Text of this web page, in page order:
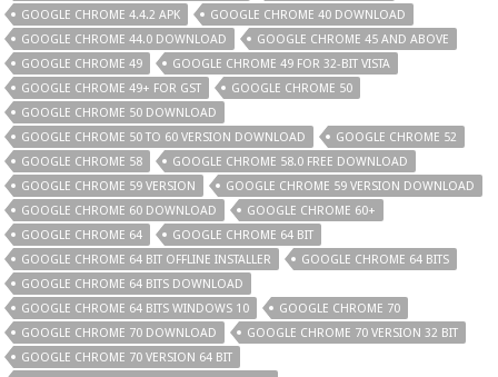
GOOGLE CHROME 4.4.2 APK
GOOGLE CHROME 40 DOWNLOAD
GOOGLE CHROME 44.0 DOWNLOAD
GOOGLE CHROME 45 AND ABOVE
GOOGLE CHROME 49
GOOGLE CHROME 49 FOR 32-BIT VISTA
GOOGLE CHROME 49+ FOR GST
GOOGLE CHROME 50
GOOGLE CHROME 50 DOWNLOAD
GOOGLE CHROME 50 TO 60 VERSION DOWNLOAD
GOOGLE CHROME 52
GOOGLE CHROME 58
GOOGLE CHROME 58.0 FREE DOWNLOAD
GOOGLE CHROME 59 VERSION
GOOGLE CHROME 59 VERSION DOWNLOAD
GOOGLE CHROME 60 DOWNLOAD
GOOGLE CHROME 60+
GOOGLE CHROME 64
GOOGLE CHROME 64 BIT
GOOGLE CHROME 64 BIT OFFLINE INSTALLER
GOOGLE CHROME 64 BITS
GOOGLE CHROME 64 BITS DOWNLOAD
GOOGLE CHROME 64 BITS WINDOWS 10
GOOGLE CHROME 70
GOOGLE CHROME 70 DOWNLOAD
GOOGLE CHROME 70 VERSION 32 BIT
GOOGLE CHROME 70 VERSION 64 BIT